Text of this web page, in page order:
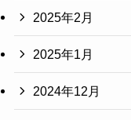
2025年2月
2025年1月
2024年12月